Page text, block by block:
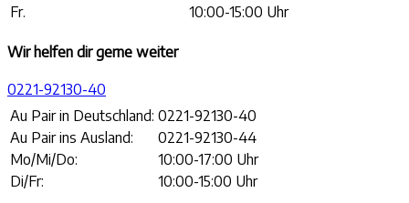
Fr.
10:00-15:00 Uhr
Wir helfen dir gerne weiter
0221-92130-40
Au Pair in Deutschland: 0221-92130-40
Au Pair ins Ausland:
0221-92130-44
Mo/Mi/Do:
10:00-17:00 Uhr
Di/Fr:
10:00-15:00 Uhr